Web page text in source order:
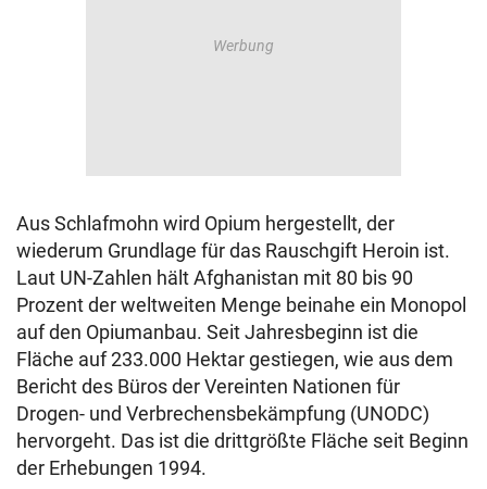
Aus Schlafmohn wird Opium hergestellt, der
wiederum Grundlage für das Rauschgift Heroin ist.
Laut UN-Zahlen hält Afghanistan mit 80 bis 90
Prozent der weltweiten Menge beinahe ein Monopol
auf den Opiumanbau. Seit Jahresbeginn ist die
Fläche auf 233.000 Hektar gestiegen, wie aus dem
Bericht des Büros der Vereinten Nationen für
Drogen- und Verbrechensbekämpfung (UNODC)
hervorgeht. Das ist die drittgrößte Fläche seit Beginn
der Erhebungen 1994.